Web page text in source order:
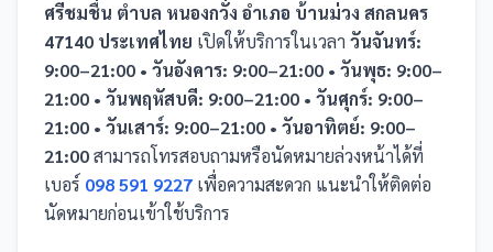
ศรีชมชื่น ตำบล หนองกวั่ง อำเภอ บ้านม่วง สกลนคร
47140 ประเทศไทย เปิดให้บริการในเวลา วันจันทร์:
9:00–21:00 • วันอังคาร: 9:00–21:00 • วันพุธ: 9:00–
21:00 • วันพฤหัสบดี: 9:00–21:00 • วันศุกร์: 9:00–
21:00 • วันเสาร์: 9:00–21:00 • วันอาทิตย์: 9:00–
21:00สามารถโทรสอบถามหรือนัดหมายล่วงหน้าได้ที่
เบอร์ 098 591 9227 เพื่อความสะดวก แนะนำให้ติดต่อ
นัดหมายก่อนเข้าใช้บริการ